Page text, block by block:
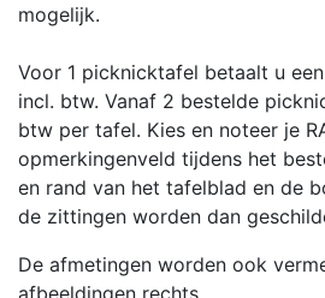
mogelijk.
Voor 1 picknicktafel betaalt u
incl. btw. Vanaf 2 bestelde
btw per tafel. Kies en noteer je
opmerkingenveld tijdens het
en rand van het tafelblad en de
de zittingen worden dan
De afmetingen worden ook
afbeeldingen rechts.